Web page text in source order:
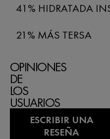
41% HIDRATADA
21% MÁS TERSA
OPINIONES
DE
LOS
USUARIOS
ESCRIBIR UNA
RESEÑA